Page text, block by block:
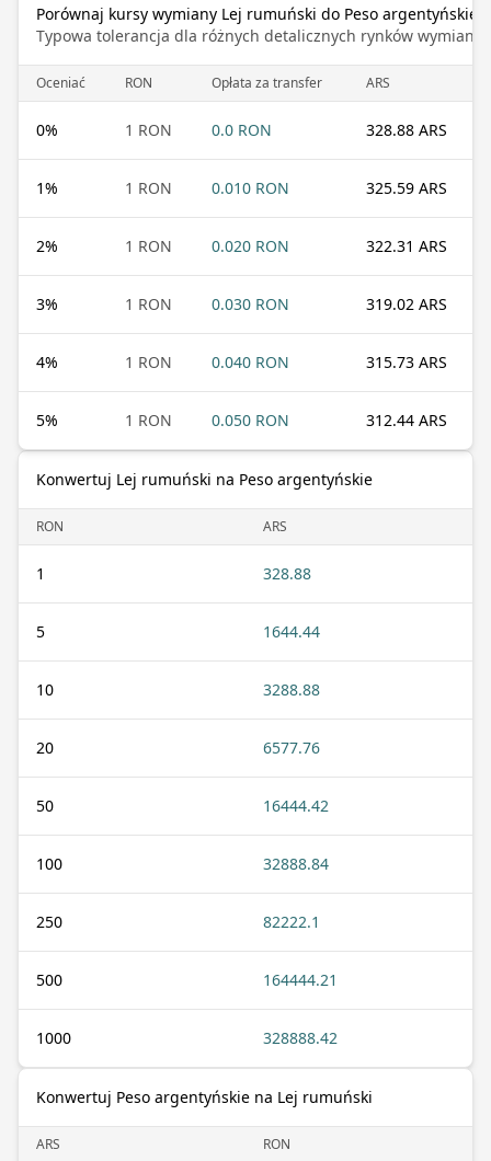
Porównaj kursy wymiany Lej rumuński do Peso argentyńskie
Typowa tolerancja dla różnych detalicznych rynków wymiany
Oceniać RON Opłata za transfer ARS
0% 1 RON 0.0 RON 328.88 ARS
1% 1 RON 0.010 RON 325.59 ARS
2% 1 RON 0.020 RON 322.31 ARS
3% 1 RON 0.030 RON 319.02 ARS
4% 1 RON 0.040 RON 315.73 ARS
5% 1 RON 0.050 RON 312.44 ARS
Konwertuj Lej rumuński na Peso argentyńskie
RON ARS
1 328.88
5 1644.44
10 3288.88
20 6577.76
50 16444.42
100 32888.84
250 82222.1
500 164444.21
1000 328888.42
Konwertuj Peso argentyńskie na Lej rumuński
ARS RON